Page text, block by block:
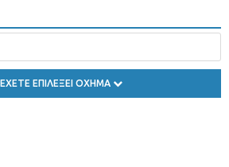
ΕΠΙΛΕΞΕΙ ΟΧΗΜΑ